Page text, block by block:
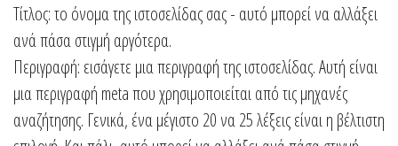
Τίτλος: το όνομα της ιστοσελίδας σας - αυτό μπορεί να αλλάξει
ανά πάσα στιγμή αργότερα.
Περιγραφή: εισάγετε μια περιγραφή της ιστοσελίδας. Αυτή είναι
μια περιγραφή meta που χρησιμοποιείται από τις μηχανές
αναζήτησης. Γενικά, ένα μέγιστο 20 να 25 λέξεις είναι η βέλτιστη